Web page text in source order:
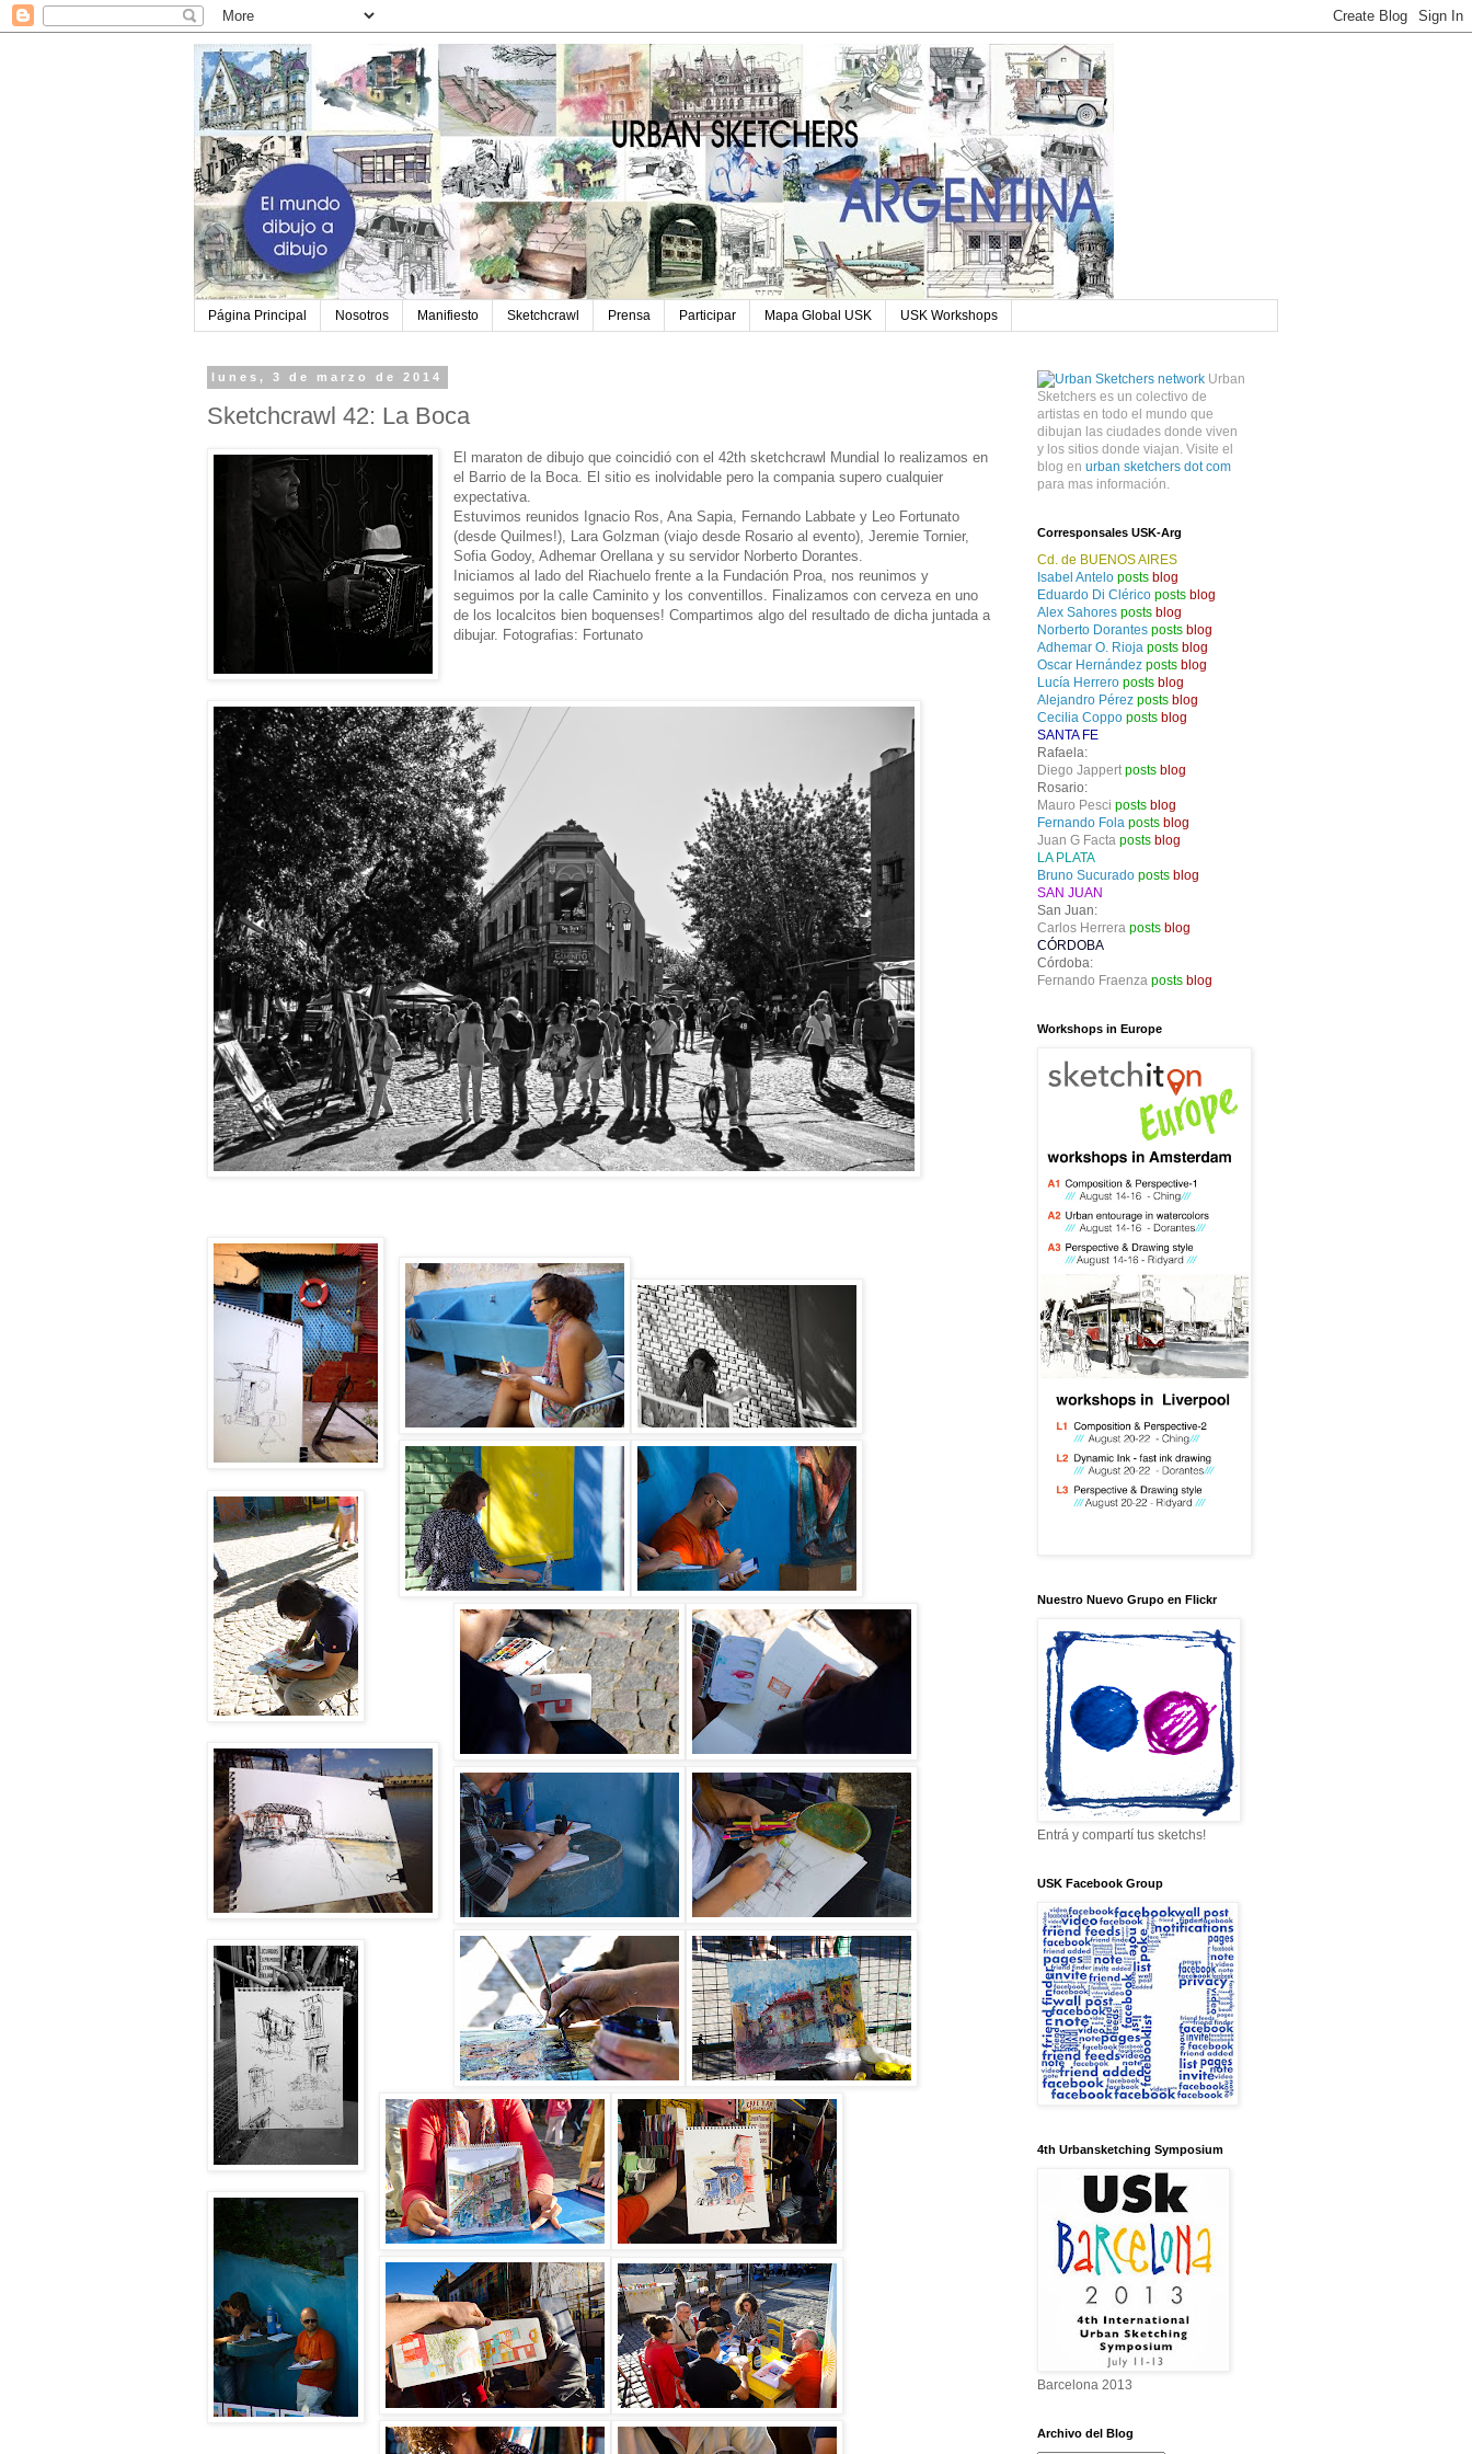
Página Principal Nosotros Manifiesto Sketchcrawl Prensa Participar Mapa Global USK USK Workshops
lunes, 3 de marzo de 2014
Sketchcrawl 42: La Boca
El maraton de dibujo que coincidió con el 42th sketchcrawl Mundial lo realizamos en
el Barrio de la Boca. El sitio es inolvidable pero la compania supero cualquier
expectativa.
Estuvimos reunidos Ignacio Ros, Ana Sapia, Fernando Labbate y Leo Fortunato
(desde Quilmes!), Lara Golzman (viajo desde Rosario al evento), Jeremie Tornier,
Sofia Godoy, Adhemar Orellana y su servidor Norberto Dorantes.
Iniciamos al lado del Riachuelo frente a la Fundación Proa, nos reunimos y
seguimos por la calle Caminito y los conventillos. Finalizamos con cerveza en uno
de los localcitos bien boquenses! Compartimos algo del resultado de dicha juntada a
dibujar. Fotografias: Fortunato
Urban
Sketchers es un colectivo de
artistas en todo el mundo que
dibujan las ciudades donde viven
y los sitios donde viajan. Visite el
blog en urban sketchers dot com
para mas información.
Corresponsales USK-Arg
Cd. de BUENOS AIRES
Isabel Antelo posts blog
Eduardo Di Clérico posts blog
Alex Sahores posts blog
Norberto Dorantes posts blog
Adhemar O. Rioja posts blog
Oscar Hernández posts blog
Lucía Herrero posts blog
Alejandro Pérez posts blog
Cecilia Coppo posts blog
SANTA FE
Rafaela:
Diego Jappert posts blog
Rosario:
Mauro Pesci posts blog
Fernando Fola posts blog
Juan G Facta posts blog
LA PLATA
Bruno Sucurado posts blog
SAN JUAN
San Juan:
Carlos Herrera posts blog
CÓRDOBA
Córdoba:
Fernando Fraenza posts blog
Workshops in Europe
Nuestro Nuevo Grupo en Flickr
Entrá y compartí tus sketchs!
USK Facebook Group
4th Urbansketching Symposium
Barcelona 2013
Archivo del Blog